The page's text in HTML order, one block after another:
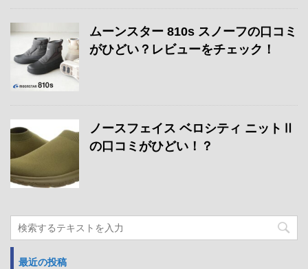
ムーンスター 810s スノーフの口コミ
がひどい？レビューをチェック！
ノースフェイス ベロシティ ニットⅡ
の口コミがひどい！？
最近の投稿